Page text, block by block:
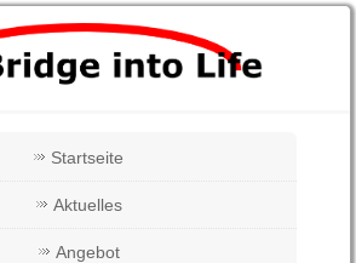
Startseite
Aktuelles
Angebot